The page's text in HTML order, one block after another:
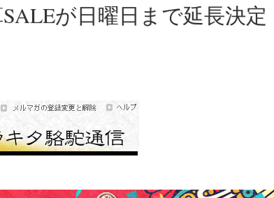
が日曜日まで延長決定